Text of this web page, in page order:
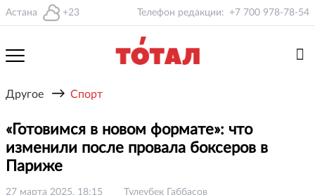
Астана +23 Телефон редакции: +7 700 978-78-54
Другое → Спорт
«Готовимся в новом формате»: что
изменили после провала боксеров в
Париже
27 марта 2025, 18:15 Тулеубек Габбасов